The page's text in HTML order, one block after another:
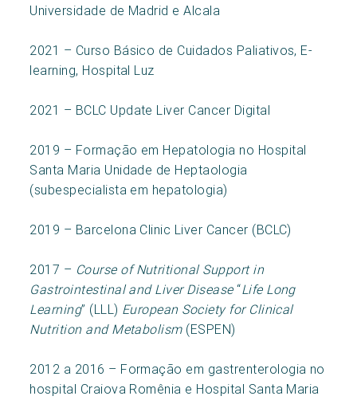
Universidade de Madrid e Alcala
2021 – Curso Básico de Cuidados Paliativos, E-
learning, Hospital Luz
2021 – BCLC Update Liver Cancer Digital
2019 – Formação em Hepatologia no Hospital
Santa Maria Unidade de Heptaologia
(subespecialista em hepatologia)
2019 – Barcelona Clinic Liver Cancer (BCLC)
2017 – Course of Nutritional Support in
Gastrointestinal and Liver Disease“Life Long
Learning” (LLL) European Society for Clinical
Nutrition and Metabolism(ESPEN)
2012 a 2016 – Formação em gastrenterologia no
hospital Craiova Romênia e Hospital Santa Maria